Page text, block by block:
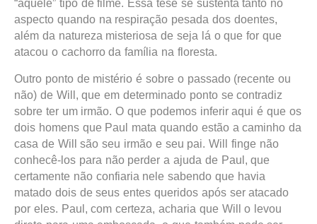
“aquele” tipo de filme. Essa tese se sustenta tanto no
aspecto quando na respiração pesada dos doentes,
além da natureza misteriosa de seja lá o que for que
atacou o cachorro da família na floresta.
Outro ponto de mistério é sobre o passado (recente ou
não) de Will, que em determinado ponto se contradiz
sobre ter um irmão. O que podemos inferir aqui é que os
dois homens que Paul mata quando estão a caminho da
casa de Will são seu irmão e seu pai. Will finge não
conhecê-los para não perder a ajuda de Paul, que
certamente não confiaria nele sabendo que havia
matado dois de seus entes queridos após ser atacado
por eles. Paul, com certeza, acharia que Will o levou